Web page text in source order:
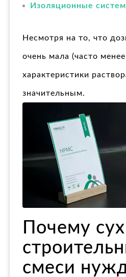
Изоляционные
Несмотря на то, что
очень мала (часто
характеристики
значительным.
Почему
смеси